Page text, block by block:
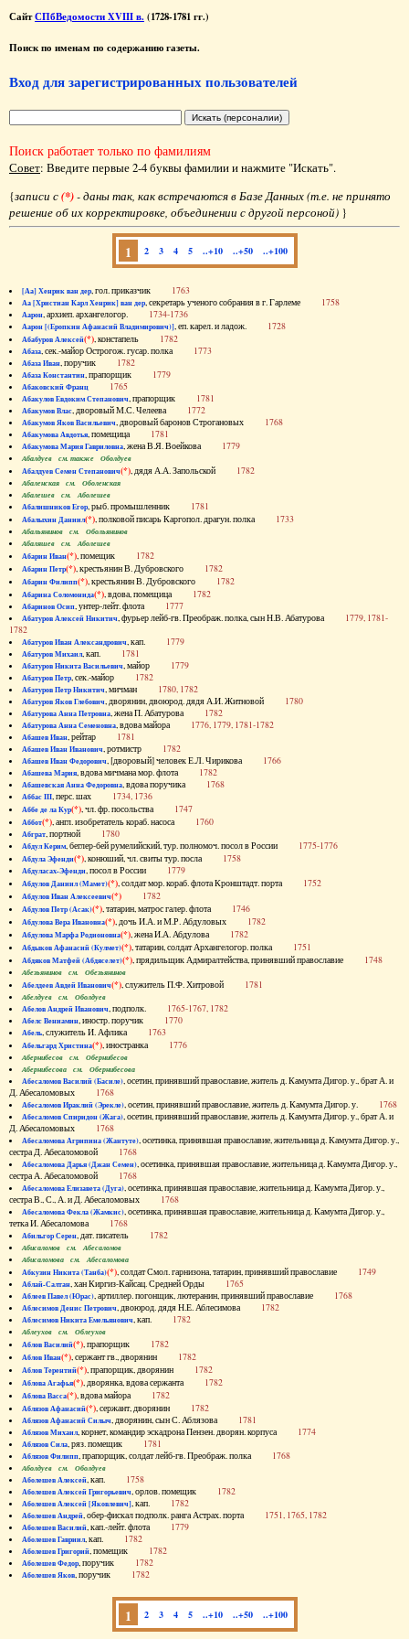
СайтСПбВедомости XVIII в. (1728-1781 гг.)
Поиск по именам по содержанию газеты.
Вход для зарегистрированных пользователей
Поиск работает только по фамилиям
Совет: Введите первые 2-4 буквы фамилии и нажмите "Искать".
{записи с(*)- даны так, как встречаются в Базе Данных (т.е. не принято
решение об их корректировке, объединении с другой персоной) }
1 2 3 4 5 ..+10 ..+50 ..+100
[Аа] Хенрик ван дер, гол. приказчик 1763
Аа [Христиан Карл Хенрик] ван дер, секретарь ученого собрания в г. Гарлеме 1758
Аарон, архиеп. архангелогор. 1734-1736
Аарон [(Еропкин Афанасий Владимирович)], еп. карел. и ладож. 1728
Абабуров Алексей(*), констапель 1782
Абаза, сек.-майор Острогож. гусар. полка 1773
Абаза Иван, поручик 1782
Абаза Константин, прапорщик 1779
Абаковский Франц 1765
Абакулов Евдоким Степанович, прапорщик 1781
Абакумов Влас, дворовый М.С. Челеева 1772
Абакумов Яков Васильевич, дворовый баронов Строгановых 1768
Абакумова Авдотья, помещица 1781
Абакумова Мария Гавриловна, жена В.Я. Воейкова 1779
Абалдуев см. также Оболдуев
Абалдуев Семен Степанович(*), дядя А.А. Запольской 1782
Абаленская см. Оболенская
Абалешев см. Аболешев
Абалишников Егор, рыб. промышленник 1781
Абалыхин Даниил(*), полковой писарь Каргопол. драгун. полка 1733
Абальянинов см. Обольянинов
Абаляшев см. Аболешев
Абарин Иван(*), помещик 1782
Абарин Петр(*), крестьянин В. Дубровского 1782
Абарин Филипп(*), крестьянин В. Дубровского 1782
Абарина Соломонида(*), вдова, помещица 1782
Абаринов Осип, унтер-лейт. флота 1777
Абатуров Алексей Никитич, фурьер лейб-гв. Преображ. полка, сын Н.В. Абатурова 1779, 1781-
1782
Абатуров Иван Александрович, кап. 1779
Абатуров Михаил, кап. 1781
Абатуров Никита Васильевич, майор 1779
Абатуров Петр, сек.-майор 1782
Абатуров Петр Никитич, мичман 1780, 1782
Абатуров Яков Глебович, дворянин, двоюрод. дядя А.И. Житновой 1780
Абатурова Анна Петровна, жена П. Абатурова 1782
Абатурова Анна Семеновна, вдова майора 1776, 1779, 1781-1782
Абашев Иван, рейтар 1781
Абашев Иван Иванович, ротмистр 1782
Абашев Иван Федорович, [дворовый] человек Е.Л. Чирикова 1766
Абашева Мария, вдова мичмана мор. флота 1782
Абашевская Анна Федоровна, вдова поручика 1768
Аббас III, перс. шах 1734, 1736
Аббе де ла Кур(*), чл. фр. посольства 1747
Аббот(*), англ. изобретатель кораб. насоса 1760
Абграт, портной 1780
Абдул Керим, беглер-бей румелийский, тур. полномоч. посол в России 1775-1776
Абдула Эфенди(*), конюший, чл. свиты тур. посла 1758
Абдуласах-Эфенди, посол в России 1779
Абдулов Даниил (Мамет)(*), солдат мор. кораб. флота Кронштадт. порта 1752
Абдулов Иван Алексеевич(*) 1782
Абдулов Петр (Асак)(*), татарин, матрос галер. флота 1746
Абдулова Вера Ивановна(*), дочь И.А. и М.Р. Абдуловых 1782
Абдулова Марфа Родионовна(*), жена И.А. Абдулова 1782
Абдыков Афанасий (Кулмет)(*), татарин, солдат Архангелогор. полка 1751
Абдяков Матфей (Абдяселет)(*), прядильщик Адмиралтейства, принявший православие 1748
Абезьянинов см. Обезьянинов
Абелдеев Авдей Иванович(*), служитель П.Ф. Хитровой 1781
Абелдуев см. Оболдуев
Абелов Андрей Иванович, подполк. 1765-1767, 1782
Абелс Вениамин, иностр. поручик 1770
Абель, служитель И. Афлика 1763
Абельгард Христина(*), иностранка 1776
Абернибесов см. Обернибесов
Абернибесова см. Обернибесова
Абесаломов Василий (Басиле), осетин, принявший православие, житель д. Камумта Дигор. у., брат А. и
Д. Абесаломовых 1768
Абесаломов Ираклий (Эрекле), осетин, принявший православие, житель д. Камумта Дигор. у. 1768
Абесаломов Спиридон (Жага), осетин, принявший православие, житель д. Камумта Дигор. у., брат А. и
Д. Абесаломовых 1768
Абесаломова Агрипина (Жантуте), осетинка, принявшая православие, жительница д. Камумта Дигор. у.,
сестра Д. Абесаломовой 1768
Абесаломова Дарья (Джан Семен), осетинка, принявшая православие, жительница д. Камумта Дигор. у.,
сестра А. Абесаломовой 1768
Абесаломова Елизавета (Дуга), осетинка, принявшая православие, жительница д. Камумта Дигор. у.,
сестра В., С., А. и Д. Абесаломовых 1768
Абесаломова Фекла (Жамкис), осетинка, принявшая православие, жительница д. Камумта Дигор. у.,
тетка И. Абесаломова 1768
Абильгор Серен, дат. писатель 1782
Абисаломов см. Абесаломов
Абисаломова см. Абесаломова
Абкузин Никита (Танба)(*), солдат Смол. гарнизона, татарин, принявший православие 1749
Аблай-Салтан, хан Киргиз-Кайсац. Средней Орды 1765
Аблеев Павел (Юрас), артиллер. погонщик, лютеранин, принявший православие 1768
Аблесимов Денис Петрович, двоюрод. дядя Н.Е. Аблесимова 1782
Аблесимов Никита Емельянович, кап. 1782
Аблеухов см. Облеухов
Аблов Василий(*), прапорщик 1782
Аблов Иван(*), сержант гв., дворянин 1782
Аблов Терентий(*), прапорщик, дворянин 1782
Аблова Агафья(*), дворянка, вдова сержанта 1782
Аблова Васса(*), вдова майора 1782
Аблязов Афанасий(*), сержант, дворянин 1782
Аблязов Афанасий Силыч, дворянин, сын С. Аблязова 1781
Аблязов Михаил, корнет, командир эскадрона Пензен. дворян. корпуса 1774
Аблязов Сила, ряз. помещик 1781
Аблязов Филипп, прапорщик, солдат лейб-гв. Преображ. полка 1768
Аболдуев см. Оболдуев
Аболешев Алексей, кап. 1758
Аболешев Алексей Григорьевич, орлов. помещик 1782
Аболешев Алексей [Яковлевич], кап. 1782
Аболешев Андрей, обер-фискал подполк. ранга Астрах. порта 1751, 1765, 1782
Аболешев Василий, кап.-лейт. флота 1779
Аболешев Гавриил, кап. 1782
Аболешев Григорий, помещик 1782
Аболешев Федор, поручик 1782
Аболешев Яков, поручик 1782
1 2 3 4 5 ..+10 ..+50 ..+100